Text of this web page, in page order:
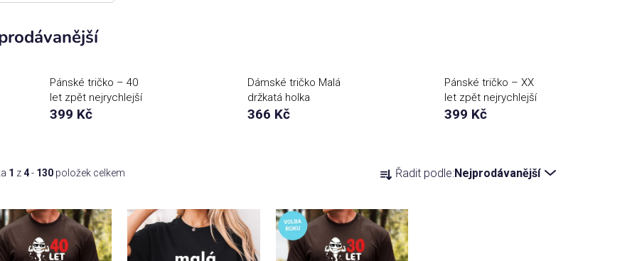
Pánské tričko – 40
let zpět nejrychlejší
399 Kč
Dámské tričko Malá
držkatá holka
366 Kč
Pánské tričko – XX
let zpět nejrychlejší
(ročník na přání)
399 Kč
1 z4- 130 položek celkem
a
e
n
Řadit podle:Nejprodávanější